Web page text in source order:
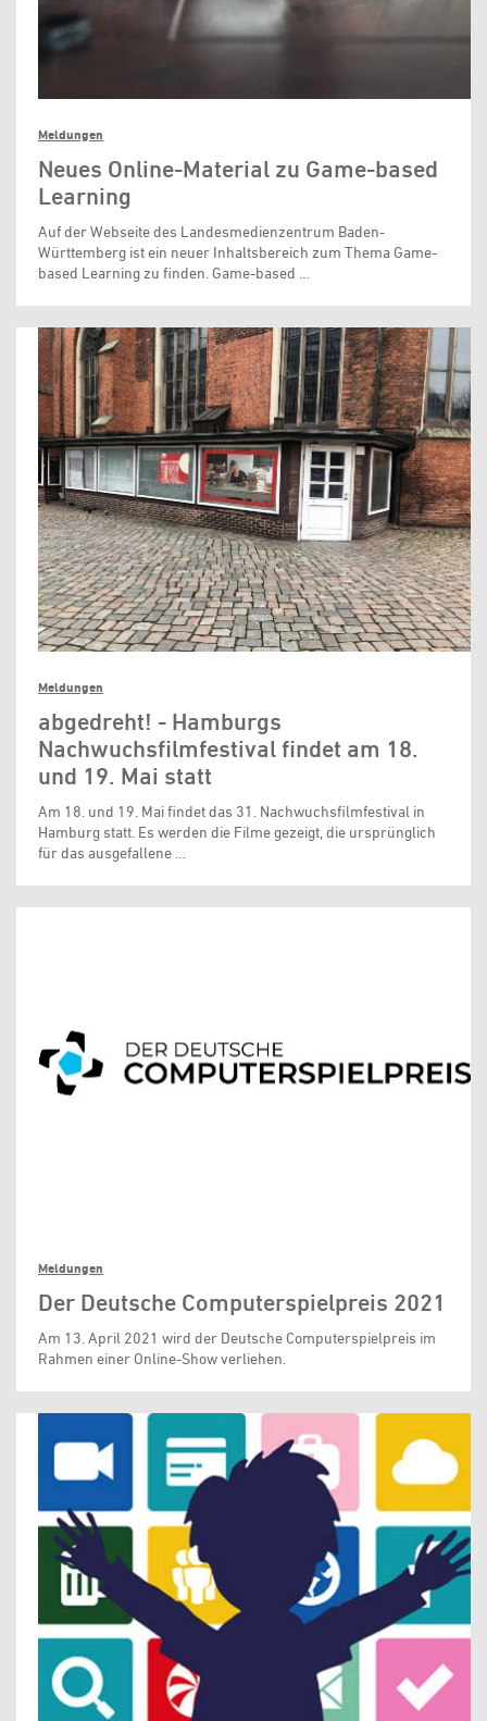
Meldungen
Neues Online-Material zu Game-based
Learning
Auf der Webseite des Landesmedienzentrum Baden-
Württemberg ist ein neuer Inhaltsbereich zum Thema Game-
based Learning zu finden. Game-based …
Meldungen
abgedreht! - Hamburgs
Nachwuchsfilmfestival findet am 18.
und 19. Mai statt
Am 18. und 19. Mai findet das 31. Nachwuchsfilmfestival in
Hamburg statt. Es werden die Filme gezeigt, die ursprünglich
für das ausgefallene …
Meldungen
Der Deutsche Computerspielpreis 2021
Am 13. April 2021 wird der Deutsche Computerspielpreis im
Rahmen einer Online-Show verliehen.